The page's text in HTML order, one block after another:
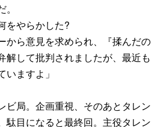
をやらかした?
から意見を求められ、『揉んだの
解して批判されましたが、最近も
ますよ」
ビ局。企画重視、そのあとタレン
駄目になると最終回。主役タレン